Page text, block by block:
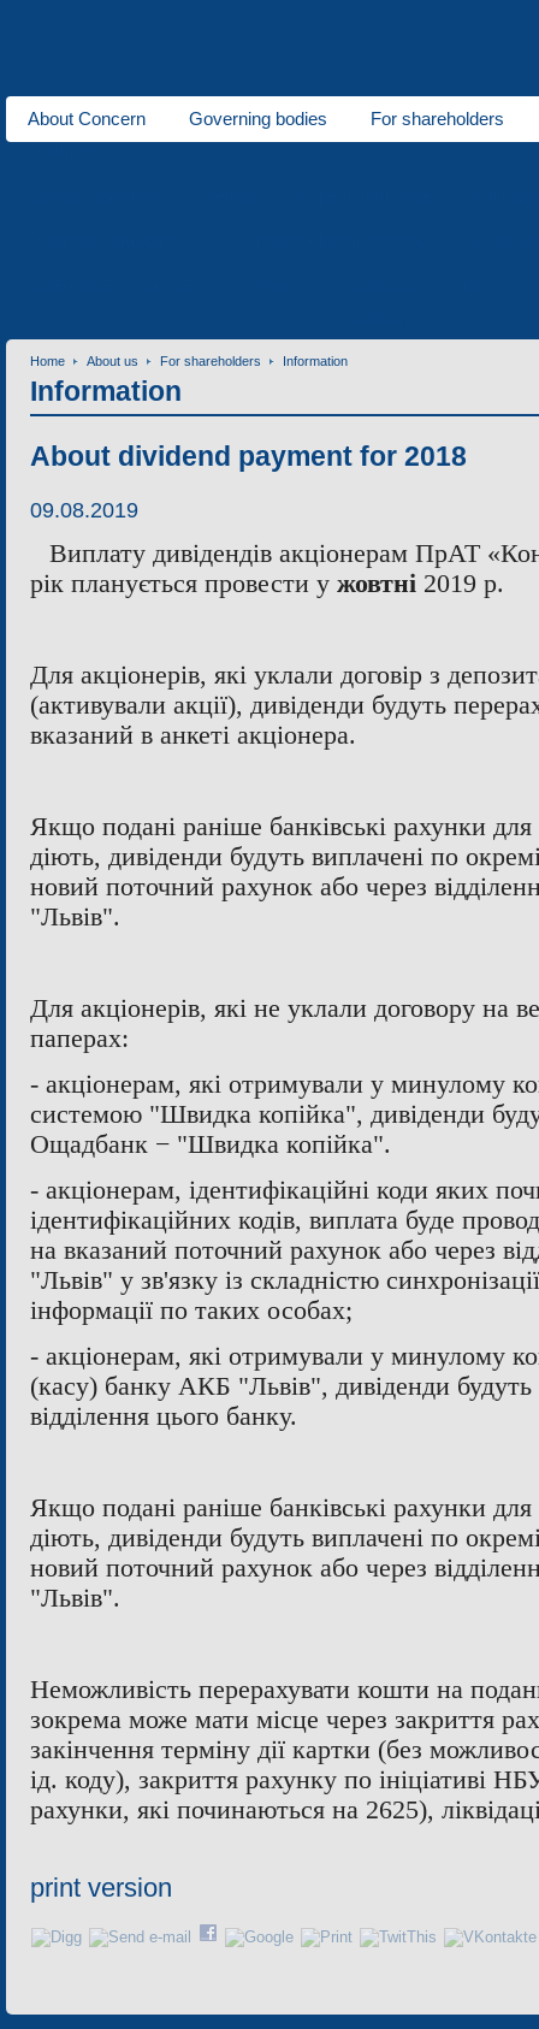
About Concern Governing bodies
For shareholders
Home About us For shareholders Information
Information
About dividend payment for 2018
09.08.2019
Виплату дивідендів акціонерам ПрАТ
рік планується провести у жовтні 2019 р.
Для акціонерів, які уклали договір з
(активували акції), дивіденди будуть
вказаний в анкеті акціонера.
Якщо подані раніше банківські рахунки
діють, дивіденди будуть виплачені по
новий поточний рахунок або через
"Львів".
Для акціонерів, які не уклали договору на
паперах:
- акціонерам, які отримували у минулому
системою "Швидка копійка", дивіденди
Ощадбанк − "Швидка копійка".
- акціонерам, ідентифікаційні коди яких
ідентифікаційних кодів, виплата буде
на вказаний поточний рахунок або через
"Львів" у зв'язку із складністю
інформації по таких особах;
- акціонерам, які отримували у минулому
(касу) банку АКБ "Львів", дивіденди будуть
відділення цього банку.
Якщо подані раніше банківські рахунки
діють, дивіденди будуть виплачені по
новий поточний рахунок або через
"Львів".
Неможливість перерахувати кошти на
зокрема може мати місце через закриття
закінчення терміну дії картки (без
ід. коду), закриття рахунку по ініціативі
рахунки, які починаються на 2625),
print version